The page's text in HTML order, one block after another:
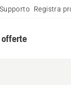
Supporto Registra